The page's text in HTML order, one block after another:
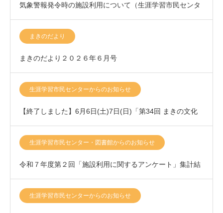
気象警報発令時の施設利用について（生涯学習市民センタ
ー）まきのだより
まきのだより２０２６年６月号
生涯学習市民センターからのお知らせ
【終了しました】6月6日(土)7日(日)「第34回 まきの文化
祭」開催いたします！
生涯学習市民センター・図書館からのお知らせ
令和７年度第２回「施設利用に関するアンケート」集計結
果について
生涯学習市民センターからのお知らせ